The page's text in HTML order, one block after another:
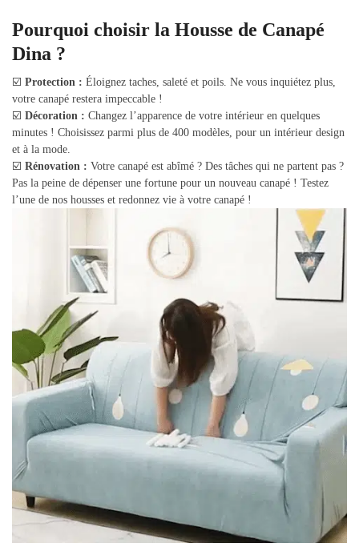
Pourquoi choisir la Housse de Canapé
Dina ?
☑️ Protection : Éloignez taches, saleté et poils. Ne vous inquiétez plus,
votre canapé restera impeccable !
☑️ Décoration : Changez l’apparence de votre intérieur en quelques
minutes ! Choisissez parmi plus de 400 modèles, pour un intérieur design
et à la mode.
☑️ Rénovation : Votre canapé est abîmé ? Des tâches qui ne partent pas ?
Pas la peine de dépenser une fortune pour un nouveau canapé ! Testez
l’une de nos housses et redonnez vie à votre canapé !